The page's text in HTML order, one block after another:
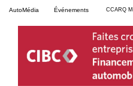
AutoMédia Événements CCARQ